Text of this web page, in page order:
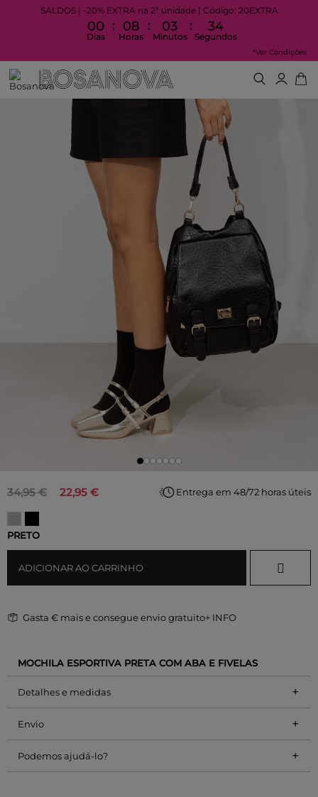
SALDOS | -20% EXTRA na 2ª unidade | Código: 20EXTRA
00
Dias
: 08
Horas
: 03
Minutos
: 34
Segundos
*Ver Condições
22,95 €
34,95 €
PRETO
ADICIONAR AO CARRINHO
Entrega em 48/72 horas úteis
Gasta € mais e consegue envio gratuito+ INFO
MOCHILA ESPORTIVA PRETA COM ABA E FIVELAS
Detalhes e medidas +
Envio +
Podemos ajudá-lo? +